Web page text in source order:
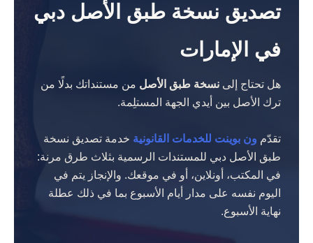
تصديق نسخة طبق الأصل دبي
في الإمارات
هل تحتاج إلى نسخة طبق الأصل من مستنداتك بدلًا من
ترك الأصل بين أيدي الجهة المستلِمة.
تقدّم ون بوينت للخدمات القانونية خدمة تصديق نسخة
طبق الأصل دبي للمستندات الرسمية بثلاث طرق مرنة:
في المكتب، أونلاين، أو في موقعك. والإنجاز يتم في
اليوم نفسه على مدار أيام الأسبوع بما في ذلك عطلة
نهاية الأسبوع.